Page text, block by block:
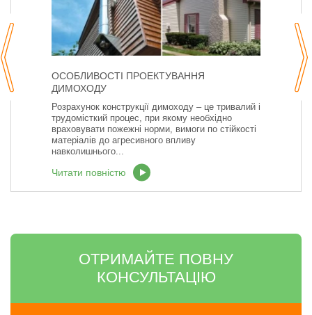
ОСОБЛИВОСТІ ПРОЕКТУВАННЯ
ДИМОХОДУ
Розрахунок конструкції димоходу – це тривалий і
трудомісткий процес, при якому необхідно
враховувати пожежні норми, вимоги по стійкості
матеріалів до агресивного впливу
навколишнього...
Читати повністю
ОТРИМАЙТЕ ПОВНУ
КОНСУЛЬТАЦІЮ